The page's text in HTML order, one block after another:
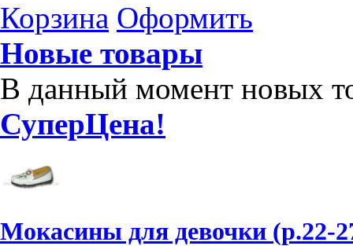
Корзина Оформить
Новые товары
В данный момент новых
СуперЦена!
Мокасины для девочки (р.22-